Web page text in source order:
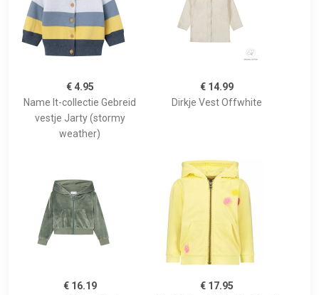
€ 4.95
Name It-collectie Gebreid
vestje Jarty (stormy
weather)
€ 14.99
Dirkje Vest Offwhite
€ 16.19
€ 17.95